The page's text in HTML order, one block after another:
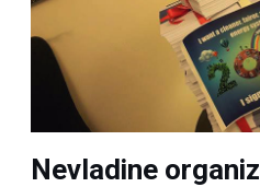
Nevladine